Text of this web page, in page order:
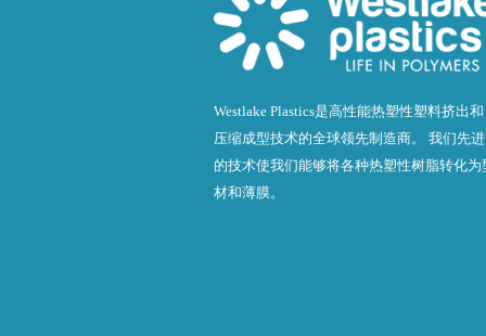
Westlake Plastics是高性能热塑性塑料挤出和
压缩成型技术的全球领先制造商。 我们先进
的技术使我们能够将各种热塑性树脂转化为
材和薄膜。